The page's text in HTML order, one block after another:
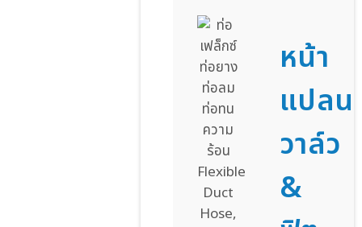
หน้า
แปลน
วาล์ว
&